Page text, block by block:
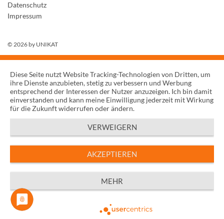
Datenschutz
Impressum
© 2026 by UNIKAT
Diese Seite nutzt Website Tracking-Technologien von Dritten, um
ihre Dienste anzubieten, stetig zu verbessern und Werbung
entsprechend der Interessen der Nutzer anzuzeigen. Ich bin damit
einverstanden und kann meine Einwilligung jederzeit mit Wirkung
für die Zukunft widerrufen oder ändern.
VERWEIGERN
AKZEPTIEREN
MEHR